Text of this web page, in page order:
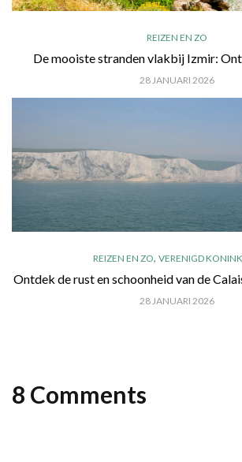
REIZEN EN ZO
De mooiste stranden vlakbij Izmir:
28 JANUARI 2026
REIZEN EN ZO, VERENIGD
Ontdek de rust en schoonheid van de
28 JANUARI 2026
8 Comments